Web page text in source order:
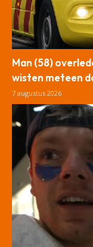
Man (58)
wisten meteen
7 augustus 2026